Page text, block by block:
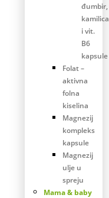
đumbir,
kamilica
i vit.
B6
kapsule
Folat –
aktivna
folna
kiselina
Magnezij
kompleks
kapsule
Magnezij
ulje u
spreju
Mama & baby